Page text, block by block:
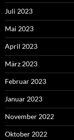
Juli 2023
Mai 2023
April 2023
März 2023
Februar 2023
Januar 2023
November 2022
Oktober 2022